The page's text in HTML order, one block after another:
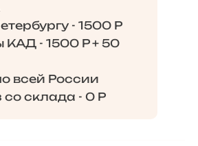
- 1500 Р
КАД - 1500 Р + 50
всей России
склада - 0 Р